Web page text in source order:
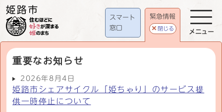
スマート
窓口
緊急情報
閉じる
重要なお知らせ
2026年8月4日
姫路市シェアサイクル「姫ちゃり」のサービス提
供一時停止について
メニュー